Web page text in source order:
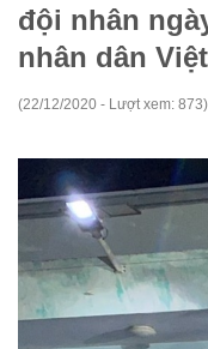
đội nhân
nhân dân
(22/12/2020 - Lượt xem: 873)